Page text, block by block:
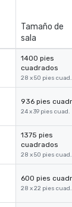
Tamaño de
sala
1400 pies
cuadrados
28 x 50 pies cuad.
936 pies
24 x 39 pies cuad.
1375 pies
cuadrados
28 x 50 pies cuad.
600 pies
28 x 22 pies cuad.